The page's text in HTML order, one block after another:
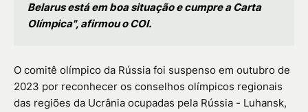
Belarus está em boa situação e cumpre a Carta
Olímpica", afirmou o COI.
O comitê olímpico da Rússia foi suspenso em outubro de
2023 por reconhecer os conselhos olímpicos regionais
das regiões da Ucrânia ocupadas pela Rússia - Luhansk,